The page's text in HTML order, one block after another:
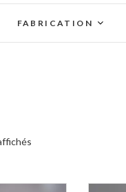
FABRICATION